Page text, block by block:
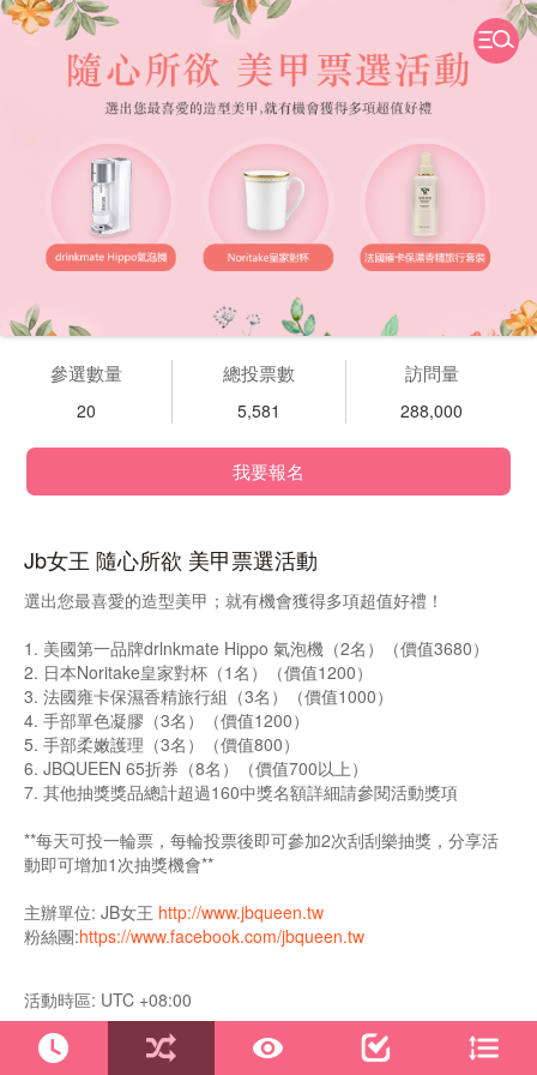
參選數量
20
總投票數
5,581
訪問量
288,000
我要報名
Jb女王 隨心所欲 美甲票選活動
選出您最喜愛的造型美甲；就有機會獲得多項超值好禮！
1. 美國第一品牌drlnkmate Hippo 氣泡機（2名）（價值3680）
2. 日本Noritake皇家對杯（1名）（價值1200）
3. 法國雍卡保濕香精旅行組（3名）（價值1000）
4. 手部單色凝膠（3名）（價值1200）
5. 手部柔嫩護理（3名）（價值800）
6. JBQUEEN 65折券（8名）（價值700以上）
7. 其他抽獎獎品總計超過160中獎名額詳細請參閱活動獎項
**每天可投一輪票，每輪投票後即可參加2次刮刮樂抽獎，分享活
動即可增加1次抽獎機會**
主辦單位: JB女王 http://www.jbqueen.tw
粉絲團:https://www.facebook.com/jbqueen.tw
活動時區: UTC +08:00
投票時間: 2018-08-30 00:00 ~ 2018-09-30 00:00